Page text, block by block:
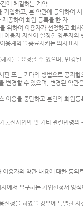
에 체결하는 계약
입하고, 본 약관에 동의하여
공하여 회원 등록을 한 자
위하여 이용자가 선정하고 회
용자 자신이 설정한 영문자와
용계약을 종료시키는 의사표시
지)를 요청할 수 있으며, 변경
또는 기타의 방법으로 공지
변경할 수 있으며, 변경된 약
이용을 중단하고 본인의 회원
통신사업법 및 기타 관련법령
이용자의 약관 내용에 대한 동의
에서 요구하는 가입신청서 양
청을 하였을 경우에 특별한